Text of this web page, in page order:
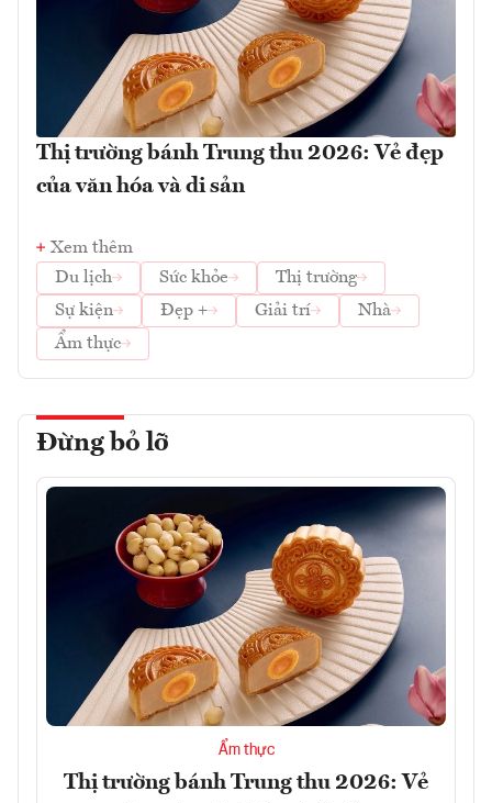
Thị trường bánh Trung thu 2026: Vẻ đẹp
của văn hóa và di sản
Xem thêm
Du lịch
Sức khỏe
Thị trường
Sự kiện
Đẹp + Giải trí
Nhà
Ẩm thực
Đừng bỏ lỡ
Ẩm thực
Thị trường bánh Trung thu 2026: Vẻ